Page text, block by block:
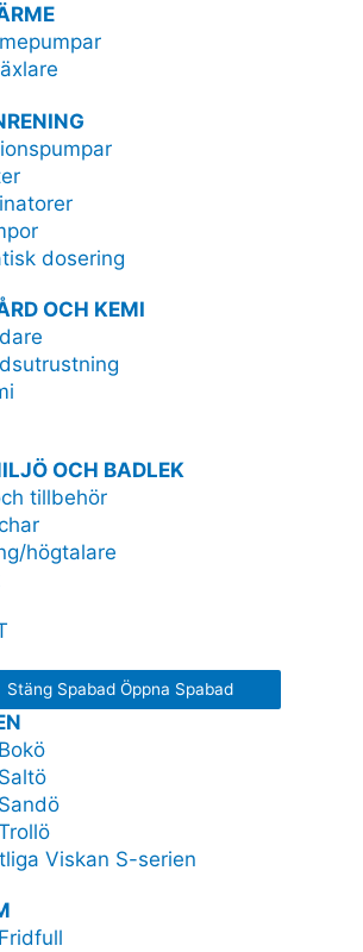
dosering
OCH KEMI
OCH BADLEK
tillbehör
högtalare
Stäng Spabad Öppna Spabad
Viskan S-serien